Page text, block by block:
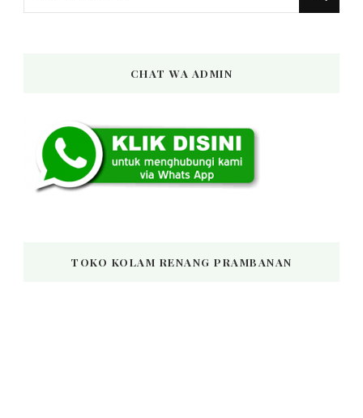
CHAT WA ADMIN
TOKO KOLAM RENANG PRAMBANAN